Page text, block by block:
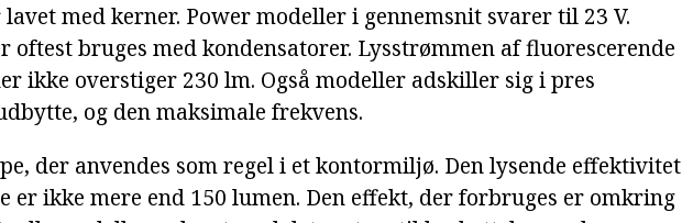
med kerner. Power modeller i gennemsnit svarer til 23 V.
oftest bruges med kondensatorer. Lysstrømmen af fluorescerende
ikke overstiger 230 lm. Også modeller adskiller sig i pres
og den maksimale frekvens.
der anvendes som regel i et kontormiljø. Den lysende effektivitet
er ikke mere end 150 lumen. Den effekt, der forbruges er omkring